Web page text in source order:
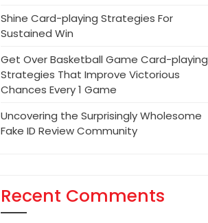
Shine Card-playing Strategies For
Sustained Win
Get Over Basketball Game Card-playing
Strategies That Improve Victorious
Chances Every 1 Game
Uncovering the Surprisingly Wholesome
Fake ID Review Community
Recent Comments